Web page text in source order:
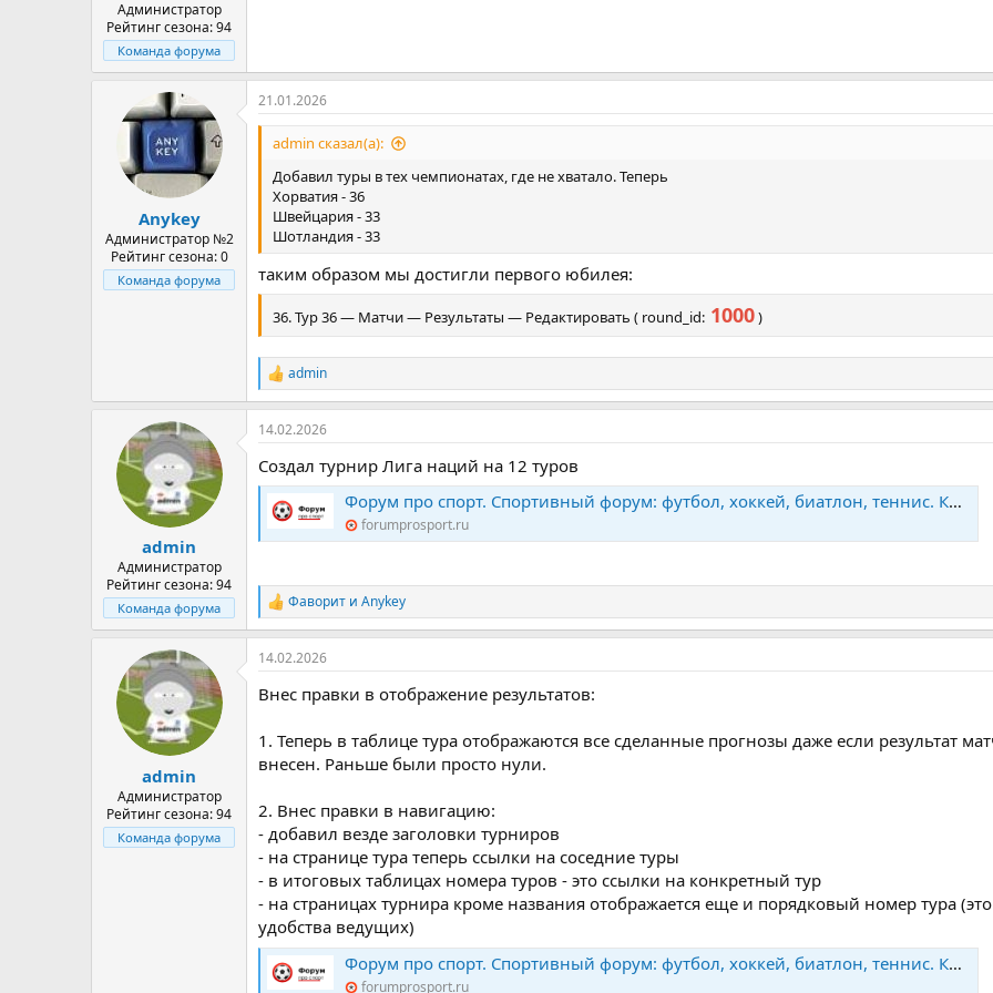
Администратор
Рейтинг сезона: 94
Команда форума
Anykey
Администратор №2
Рейтинг сезона: 0
Команда форума
21.01.2026
admin сказал(а):
Добавил туры в тех чемпионатах, где не хватало. Теперь
Хорватия - 36
Швейцария - 33
Шотландия - 33
таким образом мы достигли первого юбилея:
36. Тур 36 — Матчи — Результаты — Редактировать ( round_id: 1000)
Р
е
а
к
и
и
admin
admin
Администратор
Рейтинг сезона: 94
Команда форума
14.02.2026
Создал турнир Лига наций на 12 туров
Форум про спорт. Спортивный форум: футбол, хоккей, биатлон, теннис. Конкурс прогнозов
forumprosport.ru
Р
е
а
к
и
Фаворит и Anykey
admin
Администратор
Рейтинг сезона: 94
Команда форума
14.02.2026
Внес правки в отображение результатов:
1. Теперь в таблице тура отображаются все сделанные прогнозы даже если результат
внесен. Раньше были просто нули.
2. Внес правки в навигацию:
- добавил везде заголовки турниров
- на странице тура теперь ссылки на соседние туры
- в итоговых таблицах номера туров - это ссылки на конкретный тур
- на страницах турнира кроме названия отображается еще и порядковый номер тура
удобства ведущих)
Форум про спорт. Спортивный форум: футбол, хоккей, биатлон, теннис. Конкурс прогнозов
forumprosport.ru